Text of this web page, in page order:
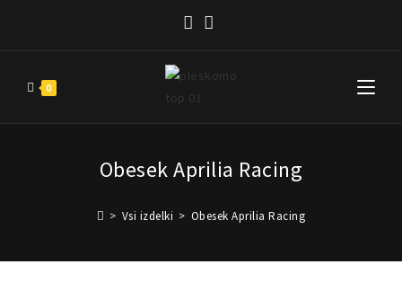
0
Obesek Aprilia Racing
> Vsi izdelki > Obesek Aprilia Racing